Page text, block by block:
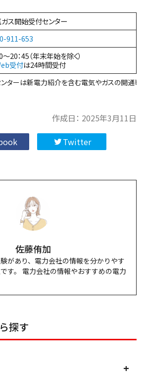
ス開始受付センター
911-653
～20：45（年末年始を除く）
受付は24時間受付
ターは新電力紹介を含む電気やガスの開通専
作成日： 2025年3月11日
Twitter
佐藤侑加
があり、電力会社の情報を分かりやす
す。 電力会社の情報やおすすめの電力
探す